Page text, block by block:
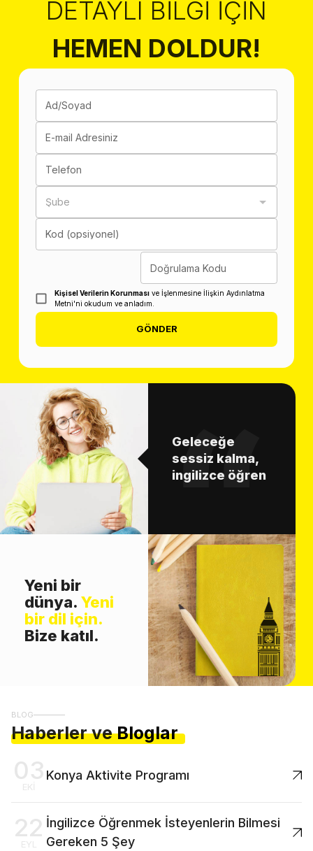
DETAYLI BILGI İÇIN
HEMEN DOLDUR!
Ad/Soyad
E-mail Adresiniz
Telefon
Şube
Kod (opsiyonel)
Doğrulama Kodu
Kişisel Verilerin Korunması ve İşlenmesine İlişkin Aydınlatma
Metni'ni okudum ve anladım.
GÖNDER
Geleceğe
sessiz kalma,
ingilizce öğren
Yeni bir
dünya. Yeni
bir dil için.
Bize katıl.
BLOG
Haberler ve Bloglar
03
EKI
Konya Aktivite Programı
22
EYL
İngilizce Öğrenmek İsteyenlerin Bilmesi
Gereken 5 Şey